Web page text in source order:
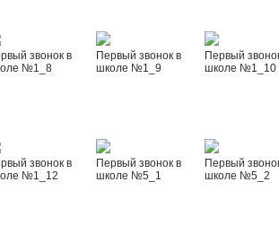
звонок в
№1_8
Первый звонок в
школе №1_9
Первый
школе №1_10
звонок в
№1_12
Первый звонок в
школе №5_1
Первый
школе №5_2